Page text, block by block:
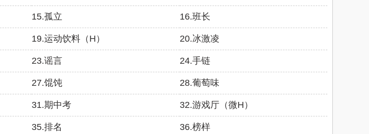
15.孤立 16.班长
19.运动饮料（H） 20.冰激凌
23.谣言 24.手链
27.馄饨 28.葡萄味
31.期中考 32.游戏厅（微H）
35.排名 36.榜样